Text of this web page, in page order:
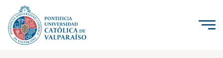
Click acá para ir directamente al contenido